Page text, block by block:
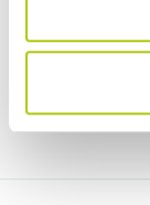
Pour ruff cycles